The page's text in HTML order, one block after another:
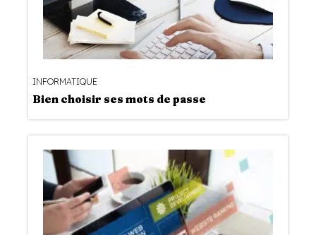
INFORMATIQUE
Bien choisir ses mots de passe